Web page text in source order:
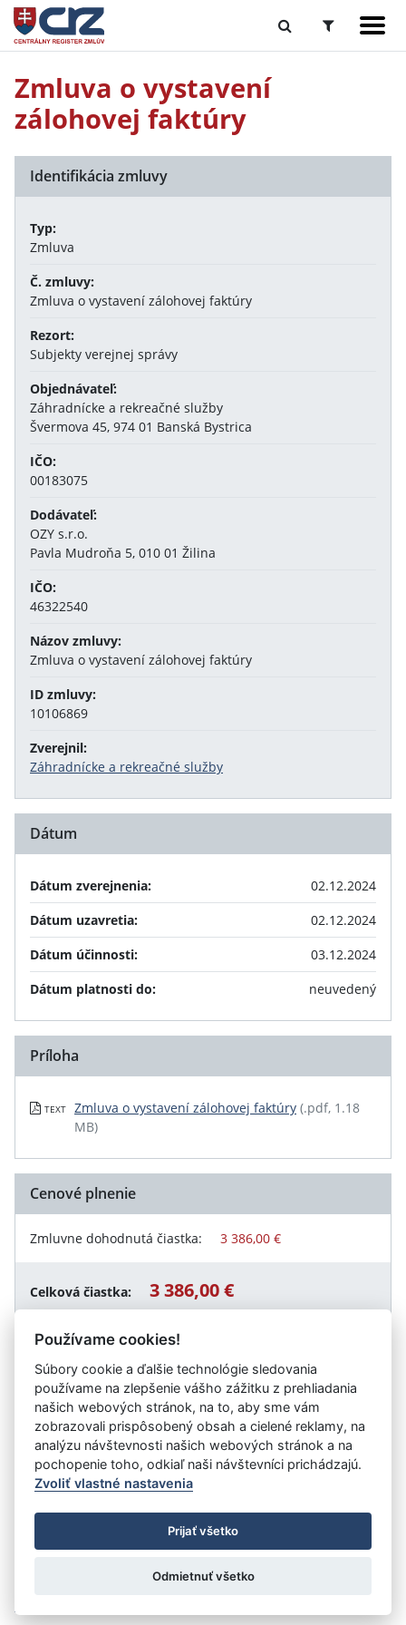
Zmluva o vystavení
zálohovej faktúry
Identifikácia zmluvy
Typ:
Zmluva
Č. zmluvy:
Zmluva o vystavení zálohovej faktúry
Rezort:
Subjekty verejnej správy
Objednávateľ:
Záhradnícke a rekreačné služby
Švermova 45, 974 01 Banská Bystrica
IČO:
00183075
Dodávateľ:
OZY s.r.o.
Pavla Mudroňa 5, 010 01 Žilina
IČO:
46322540
Názov zmluvy:
Zmluva o vystavení zálohovej faktúry
ID zmluvy:
10106869
Zverejnil:
Záhradnícke a rekreačné služby
Dátum
Dátum zverejnenia:
02.12.2024
Dátum uzavretia:
02.12.2024
Dátum účinnosti:
03.12.2024
Dátum platnosti do:
neuvedený
Príloha
TEXT Zmluva o vystavení zálohovej faktúry (.pdf, 1.18
MB)
Cenové plnenie
Zmluvne dohodnutá čiastka: 3 386,00 €
Celková čiastka: 3 386,00 €
Návrat späť
Vystavil:Záhradnícke a rekreačné služby
Úrad vlády SR
- Všetky práva vyhradené
Prehlásenie o prístupnosti
Zmluvy do 31.12.2010
Nastavenia cookies
: Aglo Solutions
Používame cookies!
Súbory cookie a ďalšie technológie sledovania
používame na zlepšenie vášho zážitku z prehliadania
našich webových stránok, na to, aby sme vám
zobrazovali prispôsobený obsah a cielené reklamy, na
analýzu návštevnosti našich webových stránok a na
pochopenie toho, odkiaľ naši návštevníci prichádzajú.
Zvoliť vlastné nastavenia
Prijať všetko
Odmietnuť všetko